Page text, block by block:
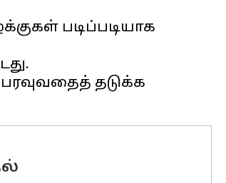
படிப்படியாக
தடுக்க